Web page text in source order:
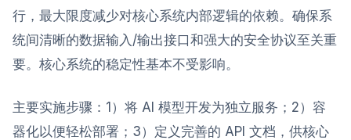
行，最大限度减少对核心系统内部逻辑的依赖。确保系
统间清晰的数据输入/输出接口和强大的安全协议至关重
要。核心系统的稳定性基本不受影响。
主要实施步骤：1）将 AI 模型开发为独立服务；2）容
器化以便轻松部署；3）定义完善的 API 文档，供核心